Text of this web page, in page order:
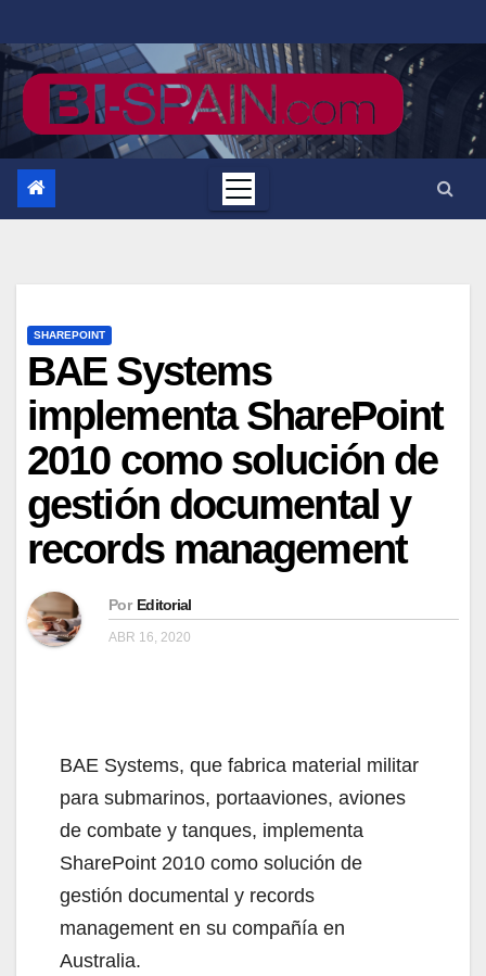
al
contenido
SHAREPOINT
BAE Systems
implementa SharePoint
2010 como solución de
gestión documental y
records management
Por Editorial
ABR 16, 2020
BAE Systems, que fabrica material militar
para submarinos, portaaviones, aviones
de combate y tanques, implementa
SharePoint 2010 como solución de
gestión documental y records
management en su compañía en
Australia.